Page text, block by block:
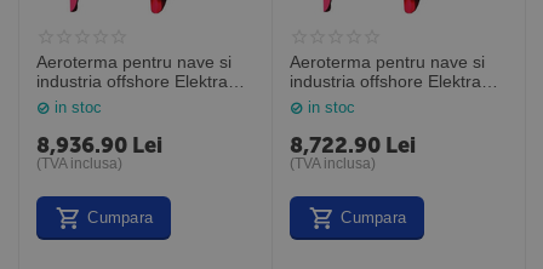
Aeroterma pentru nave si
industria offshore Elektra
ELV3333, 3kW, Frico
Suedia
in stoc
8,936.90 Lei
(TVA inclusa)
Cumpara
Aeroterma pentru nave si
industria offshore Elektra
ELV3344, 3,6kW, Frico
Suedia
in stoc
8,722.90 Lei
(TVA inclusa)
Cumpara